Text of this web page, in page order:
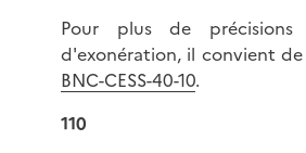
Pour plus de
d'exonération, il convient
BNC-CESS-40-10.
110